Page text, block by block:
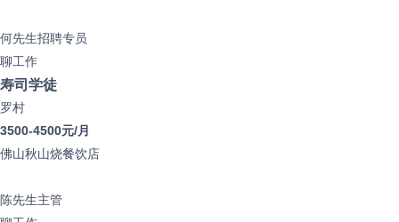
何先生招聘专员
聊工作
寿司学徒
罗村
3500-4500元/月
佛山秋山烧餐饮店
陈先生主管